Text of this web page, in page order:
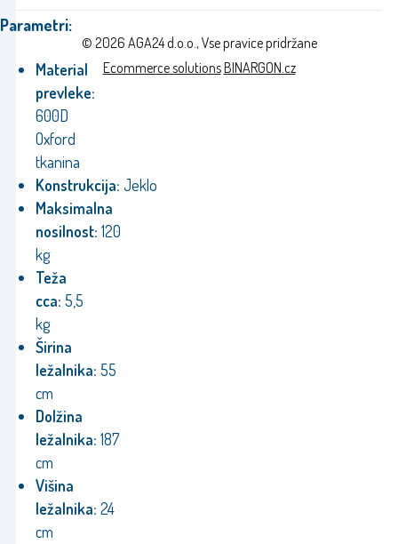
Parametri:
Material
prevleke:
600D
Oxford
tkanina
Konstrukcija: Jeklo
Maksimalna
nosilnost: 120
kg
Teža
cca: 5,5
kg
Širina
ležalnika: 55
cm
Dolžina
ležalnika: 187
cm
Višina
ležalnika: 24
cm
© 2026 AGA24 d.o.o., Vse pravice pridržane
Ecommerce solutionsBINARGON.cz